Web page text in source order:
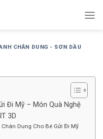
CHÂN DUNG - SƠN DẦU
Đi Mỹ – Món Quà Nghệ
3D
Dung Cho Bé Gửi Đi Mỹ